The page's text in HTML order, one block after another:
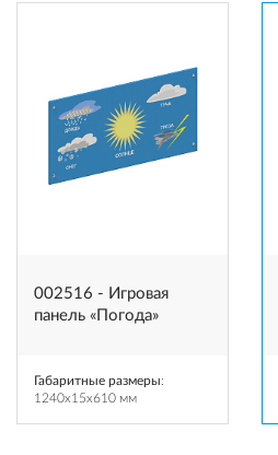
002516 - Игровая
панель «Погода»
Габаритные размеры:
1240x15x610 мм